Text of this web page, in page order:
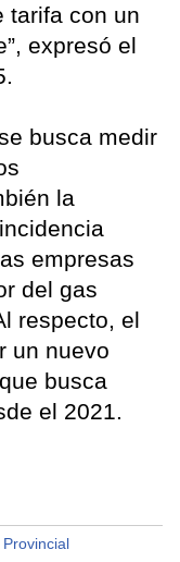
tarifa con un
expresó el
busca medir
la
empresas
del gas
respecto, el
un nuevo
busca
el 2021.